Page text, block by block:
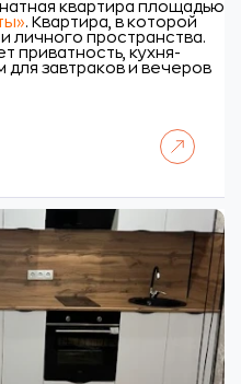
квартира площадью
. Квартира, в которой
личного пространства.
приватность, кухня-
для завтраков и вечеров